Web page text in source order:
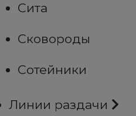
Сита
Сковороды
Сотейники
Линии раздачи